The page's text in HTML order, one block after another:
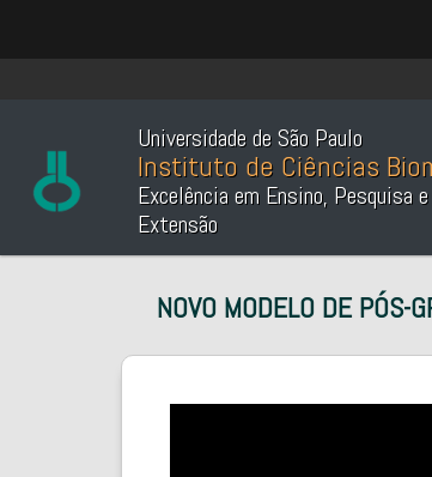
Universidade de São Paulo
Instituto de Ciências
Excelência em Ensino, Pesquisa
Extensão
NOVO MODELO DE